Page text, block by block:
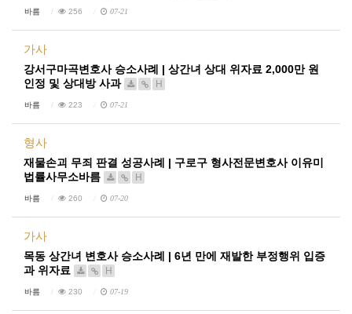
바름 256 07-21
가사
강서구마곡변호사 승소사례 | 상간녀 상대 위자료 2,000만 원
인정 및 상대방 사과
H
바름 223 07-21
형사
재물손괴 무죄 판결 성공사례 | 구로구 형사전문변호사 이유미
법률사무소바름
H
바름 260 07-20
가사
목동 상간녀 변호사 승소사례 | 6년 만에 재발한 부정행위 입증
과 위자료
H
바름 230 07-19